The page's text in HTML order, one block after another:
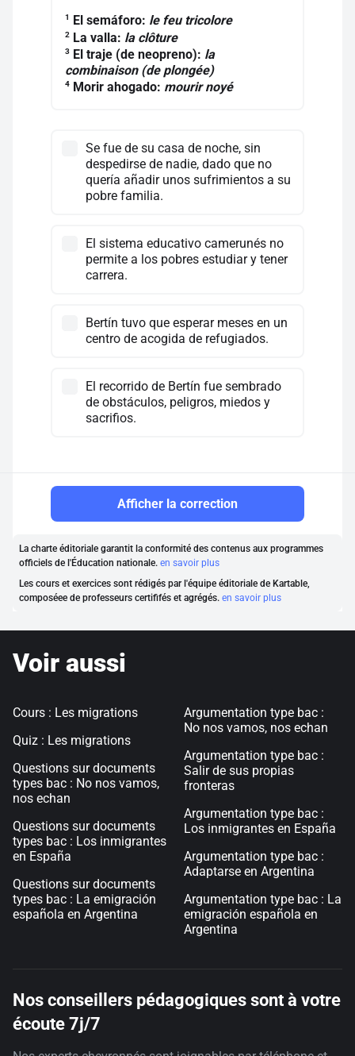
1 El semáforo: le feu tricolore
2 La valla: la clôture
3 El traje (de neopreno): la
combinaison (de plongée)
4 Morir ahogado: mourir noyé
Se fue de su casa de noche, sin
despedirse de nadie, dado que no
quería añadir unos sufrimientos a su
pobre familia.
El sistema educativo camerunés no
permite a los pobres estudiar y tener
carrera.
Bertín tuvo que esperar meses en un
centro de acogida de refugiados.
El recorrido de Bertín fue sembrado
de obstáculos, peligros, miedos y
sacrifios.
Afficher la correction
La charte éditoriale garantit la conformité des contenus aux programmes
officiels de l'Éducation nationale. en savoir plus
Les cours et exercices sont rédigés par l'équipe éditoriale de Kartable,
composéee de professeurs certififés et agrégés. en savoir plus
Voir aussi
Cours : Les migrations
Quiz : Les migrations
Questions sur documents
types bac : No nos vamos,
nos echan
Questions sur documents
types bac : Los inmigrantes
en España
Questions sur documents
types bac : La emigración
española en Argentina
Argumentation type bac :
No nos vamos, nos echan
Argumentation type bac :
Salir de sus propias
fronteras
Argumentation type bac :
Los inmigrantes en España
Argumentation type bac :
Adaptarse en Argentina
Argumentation type bac : La
emigración española en
Argentina
Nos conseillers pédagogiques sont à votre
écoute 7j/7